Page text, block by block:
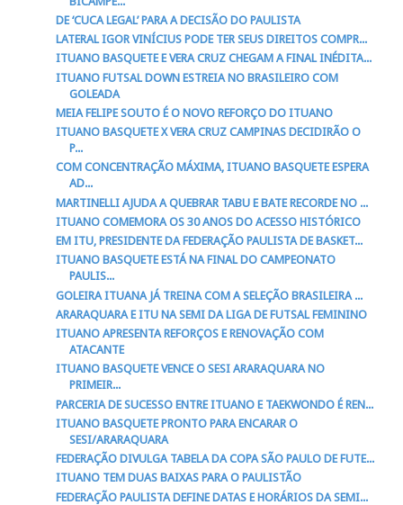
DE ‘CUCA LEGAL’ PARA A DECISÃO DO PAULISTA
LATERAL IGOR VINÍCIUS PODE TER SEUS DIREITOS COMPR...
ITUANO BASQUETE E VERA CRUZ CHEGAM A FINAL INÉDITA...
ITUANO FUTSAL DOWN ESTREIA NO BRASILEIRO COM
GOLEADA
MEIA FELIPE SOUTO É O NOVO REFORÇO DO ITUANO
ITUANO BASQUETE X VERA CRUZ CAMPINAS DECIDIRÃO O
P...
COM CONCENTRAÇÃO MÁXIMA, ITUANO BASQUETE ESPERA
AD...
MARTINELLI AJUDA A QUEBRAR TABU E BATE RECORDE NO ...
ITUANO COMEMORA OS 30 ANOS DO ACESSO HISTÓRICO
EM ITU, PRESIDENTE DA FEDERAÇÃO PAULISTA DE BASKET...
ITUANO BASQUETE ESTÁ NA FINAL DO CAMPEONATO
PAULIS...
GOLEIRA ITUANA JÁ TREINA COM A SELEÇÃO BRASILEIRA ...
ARARAQUARA E ITU NA SEMI DA LIGA DE FUTSAL FEMININO
ITUANO APRESENTA REFORÇOS E RENOVAÇÃO COM
ATACANTE
ITUANO BASQUETE VENCE O SESI ARARAQUARA NO
PRIMEIR...
PARCERIA DE SUCESSO ENTRE ITUANO E TAEKWONDO É REN...
ITUANO BASQUETE PRONTO PARA ENCARAR O
SESI/ARARAQUARA
FEDERAÇÃO DIVULGA TABELA DA COPA SÃO PAULO DE FUTE...
ITUANO TEM DUAS BAIXAS PARA O PAULISTÃO
FEDERAÇÃO PAULISTA DEFINE DATAS E HORÁRIOS DA SEMI...